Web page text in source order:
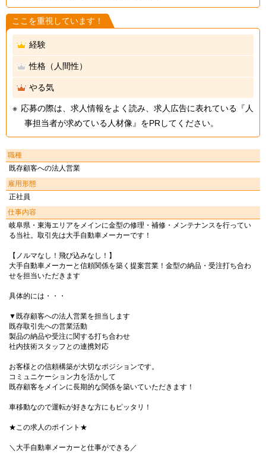
ここを重視しています！
経験
性格（人間性）
やる気
応募の際は、求人情報をよく読み、求人広告に表れている『人
事担当者が求めている人材像』をPRしてください。
職種
既存顧客への法人営業
雇用形態
正社員
仕事内容
岐阜県・東海エリアをメインに金型の修理・補修・メンテナンスを行ってい
る当社。取引先は大手自動車メーカーです！
【ノルマなし！飛び込みなし！】
大手自動車メーカーと信頼関係を築く提案営業！金型の納品・受注打ち合わ
せを担当いただきます
具体的には・・・
▼既存顧客への法人営業を担当します
既存取引先への営業活動
製品の納品や受注に関する打ち合わせ
社内技術スタッフとの連携対応
お客様との信頼構築が大切なポジションです。
コミュニケーション力を活かして
既存顧客をメインに長期的な関係を築いていただきます！
車移動なので運転が好きな方にもピッタリ！
★この求人のポイント★
＼大手自動車メーカーと仕事ができる／